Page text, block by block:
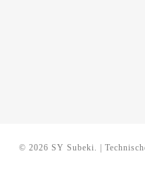
© 2026 SY Subeki. |